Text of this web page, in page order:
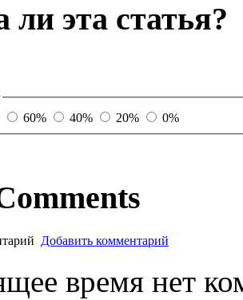
ли эта
60% 40% 20% 0%
Добавить комментарий
время нет